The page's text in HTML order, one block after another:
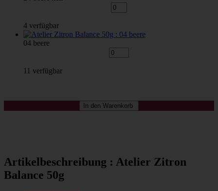
4 verfügbar
04 beere
11 verfügbar
Artikelbeschreibung : Atelier Zitron
Balance 50g